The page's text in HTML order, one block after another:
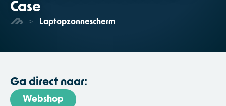
Case
> Laptopzonnescherm
Ga direct naar:
Webshop